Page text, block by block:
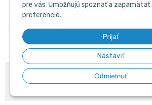
pre vás. Umožňujú spoznať a zapamätať
preferencie.
Prijať
Nastaviť
Odmietnuť
© 2026 PYROWEB.SK • NextShop&e-shop Pohoda